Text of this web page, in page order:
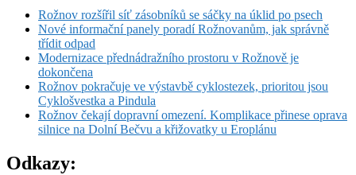
Rožnov rozšířil síť zásobníků se sáčky na úklid po psech
Nové informační panely poradí Rožnovanům, jak správně
třídit odpad
Modernizace přednádražního prostoru v Rožnově je
dokončena
Rožnov pokračuje ve výstavbě cyklostezek, prioritou jsou
Cyklošvestka a Pindula
Rožnov čekají dopravní omezení. Komplikace přinese oprava
silnice na Dolní Bečvu a křižovatky u Eroplánu
Odkazy: